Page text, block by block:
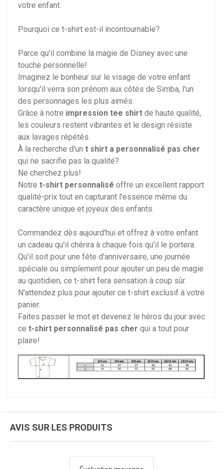
votre enfant.
Pourquoi ce t-shirt est-il incontournable?
Parce qu'il combine la magie de Disney avec une
touche personnelle!
Imaginez le bonheur sur le visage de votre enfant
lorsqu'il verra son prénom aux côtés de Simba, l'un
des personnages les plus aimés.
Grâce à notre impression tee shirt de haute qualité,
les couleurs restent vibrantes et le design résiste
aux lavages répétés.
À la recherche d'un t shirt a personnalisé pas cher
qui ne sacrifie pas la qualité?
Ne cherchez plus!
Notre t-shirt personnalisé offre un excellent rapport
qualité-prix tout en capturant l'essence même du
caractère unique et joyeux des enfants.
Commandez dès aujourd'hui et offrez à votre enfant
un cadeau qu'il chérira à chaque fois qu'il le portera.
Qu'il soit pour une fête d'anniversaire, une journée
spéciale ou simplement pour ajouter un peu de magie
au quotidien, ce t-shirt fera sensation à coup sûr.
N'attendez plus pour ajouter ce t-shirt exclusif à votre
panier.
Faites passer le mot et devenez le héros du jour avec
ce t-shirt personnalisé pas cher qui a tout pour
plaire!
AVIS SUR LES PRODUITS